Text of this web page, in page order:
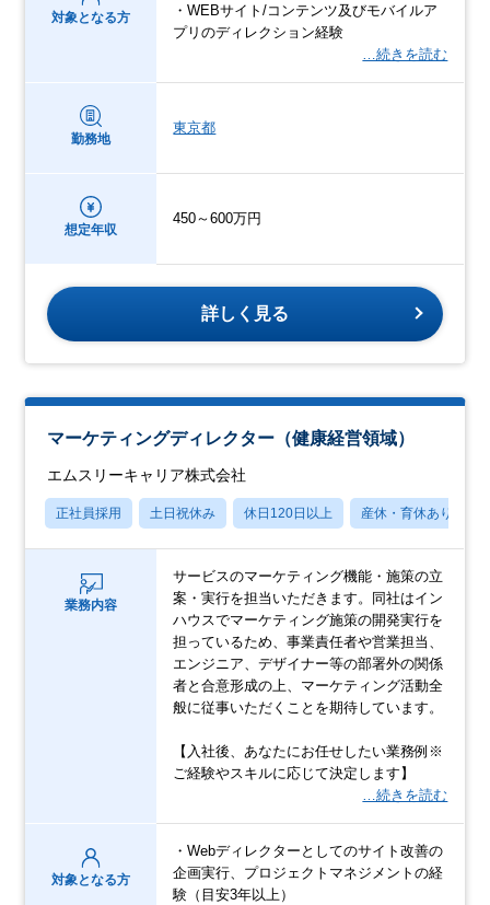
対象となる方
・WEBサイト/コンテンツ及びモバイルア
プリのディレクション経験
…続きを読む
勤務地
東京都
想定年収
450～600万円
詳しく見る
マーケティングディレクター（健康経営領域）
エムスリーキャリア株式会社
正社員採用 土日祝休み 休日120日以上 産休・育休あり
業務内容
サービスのマーケティング機能・施策の立
案・実行を担当いただきます。同社はイン
ハウスでマーケティング施策の開発実行を
担っているため、事業責任者や営業担当、
エンジニア、デザイナー等の部署外の関係
者と合意形成の上、マーケティング活動全
般に従事いただくことを期待しています。
【入社後、あなたにお任せしたい業務例※
ご経験やスキルに応じて決定します】
…続きを読む
対象となる方
・Webディレクターとしてのサイト改善の
企画実行、プロジェクトマネジメントの経
験（目安3年以上）